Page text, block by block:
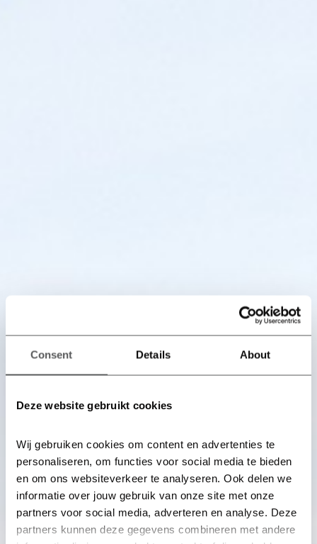
Consent Details About
Deze website gebruikt cookies
Wij gebruiken cookies om content en advertenties te
personaliseren, om functies voor social media te bieden
en om ons websiteverkeer te analyseren. Ook delen we
informatie over jouw gebruik van onze site met onze
partners voor social media, adverteren en analyse. Deze
partners kunnen deze gegevens combineren met andere